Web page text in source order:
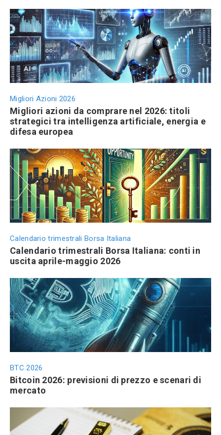
Migliori Azioni 2026
Migliori azioni da comprare nel 2026: titoli
strategici tra intelligenza artificiale, energia e
difesa europea
Calendario trimestrali Borsa Italiana
Calendario trimestrali Borsa Italiana: conti in
uscita aprile-maggio 2026
BTC 2026
Bitcoin 2026: previsioni di prezzo e scenari di
mercato